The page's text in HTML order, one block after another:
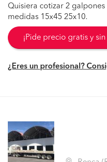
Quisiera cotizar 2
medidas 15x45 25x10.
¡Pide precio gratis y
¿Eres un profesional?